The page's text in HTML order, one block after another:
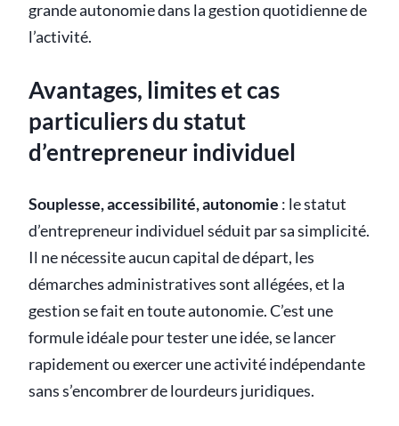
grande autonomie dans la gestion quotidienne de
l’activité.
Avantages, limites et cas
particuliers du statut
d’entrepreneur individuel
Souplesse, accessibilité, autonomie : le statut
d’entrepreneur individuel séduit par sa simplicité.
Il ne nécessite aucun capital de départ, les
démarches administratives sont allégées, et la
gestion se fait en toute autonomie. C’est une
formule idéale pour tester une idée, se lancer
rapidement ou exercer une activité indépendante
sans s’encombrer de lourdeurs juridiques.